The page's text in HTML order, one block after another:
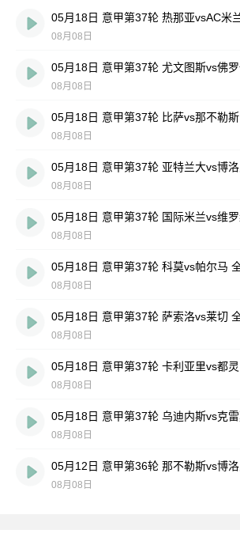
05月18日 意甲第37轮 热那亚vsAC米
08月08日
05月18日 意甲第37轮 尤文图斯vs佛
08月08日
05月18日 意甲第37轮 比萨vs那不勒
08月08日
05月18日 意甲第37轮 亚特兰大vs博
08月08日
05月18日 意甲第37轮 国际米兰vs维
08月08日
05月18日 意甲第37轮 科莫vs帕尔马
08月08日
05月18日 意甲第37轮 萨索洛vs莱切
08月08日
05月18日 意甲第37轮 卡利亚里vs都
08月08日
05月18日 意甲第37轮 乌迪内斯vs克
08月08日
05月12日 意甲第36轮 那不勒斯vs博
08月08日